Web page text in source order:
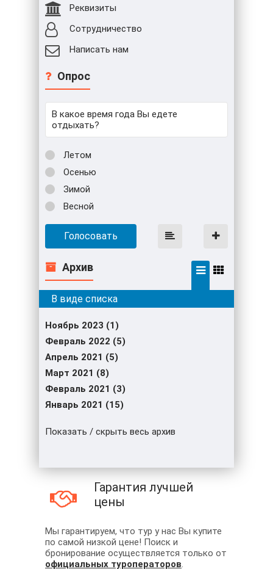
Реквизиты
Сотрудничество
Написать нам
Опрос
В какое время года Вы едете
отдыхать?
Летом
Осенью
Зимой
Весной
Голосовать
Архив
Ноябрь 2023 (1)
Февраль 2022 (5)
Апрель 2021 (5)
Март 2021 (8)
Февраль 2021 (3)
Январь 2021 (15)
Показать / скрыть весь архив
Гарантия лучшей
цены
Мы гарантируем, что тур у нас Вы купите
по самой низкой цене! Поиск и
бронирование осуществляется только от
официальных туроператоров.